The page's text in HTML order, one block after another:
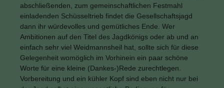
abschließenden, zum gemeinschaftlichen Festmahl
einladenden Schüsseltrieb findet die Gesellschaftsjagd
dann ihr würdevolles und gemütliches Ende. Wer
Ambitionen auf den Titel des Jagdkönigs oder ab und an
einfach sehr viel Weidmannsheil hat, sollte sich für diese
Gelegenheit womöglich im Vorhinein ein paar schöne
Worte für eine kleine (Dankes-)Rede zurechtlegen.
Vorbereitung und ein kühler Kopf sind eben nicht nur bei